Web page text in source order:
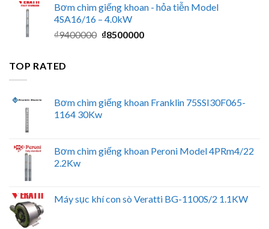
là:
₫2500000.
tại
₫2100000.
Bơm chìm giếng khoan - hỏa tiễn Model
4SA16/16 – 4.0kW
₫9400000 Giá
₫8500000Giá
TOP RATED
Bơm chìm giếng khoan Franklin 75SSI30F065-
1164 30Kw
Bơm chìm giếng khoan Peroni Model 4PRm4/22
2.2Kw
Máy sục khí con sò Veratti BG-1100S/2 1.1KW